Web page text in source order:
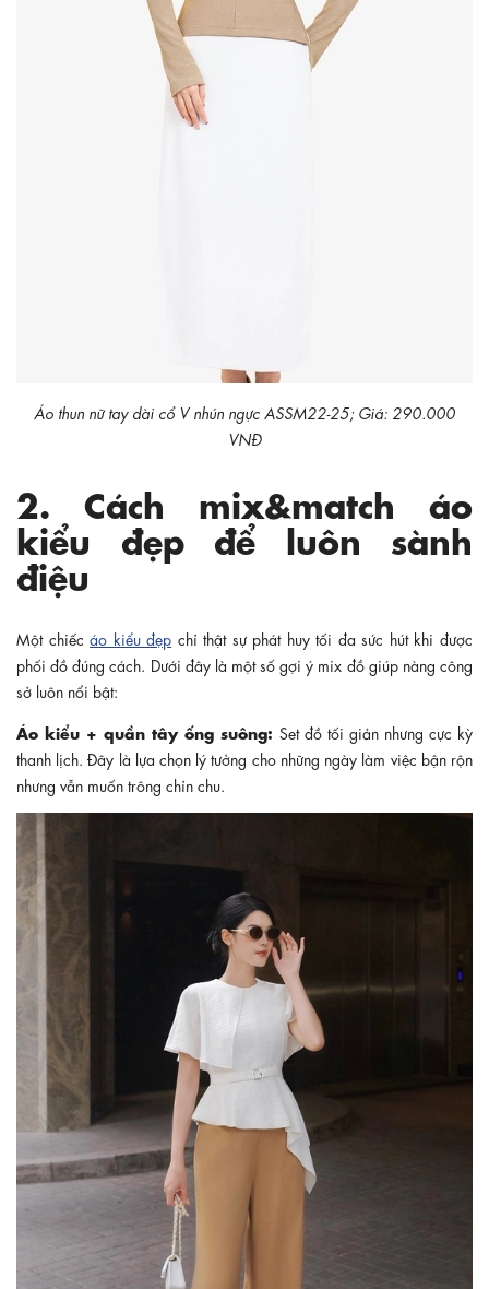
Áo thun nữ tay dài cổ V nhún ngực ASSM22-25; Giá: 290.000
VNĐ
2. Cách mix&match áo
kiểu đẹp để luôn sành
điệu
Một chiếcáo kiểu đẹp chỉ thật sự phát huy tối đa sức hút khi được
phối đồ đúng cách. Dưới đây là một số gợi ý mix đồ giúp nàng công
sở luôn nổi bật:
Áo kiểu + quần tây ống suông: Set đồ tối giản nhưng cực kỳ
thanh lịch. Đây là lựa chọn lý tưởng cho những ngày làm việc bận rộn
nhưng vẫn muốn trông chỉn chu.